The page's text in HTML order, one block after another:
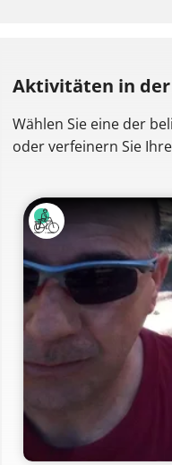
Aktivitäten in
Wählen Sie eine der
oder verfeinern Sie